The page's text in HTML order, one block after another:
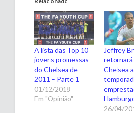
A lista das Top 10
jovens promessas
do Chelsea de
2011 – Parte 1
01/12/2018
Em "Opinião"
Jeffrey
retornará
Chelsea
26/04/